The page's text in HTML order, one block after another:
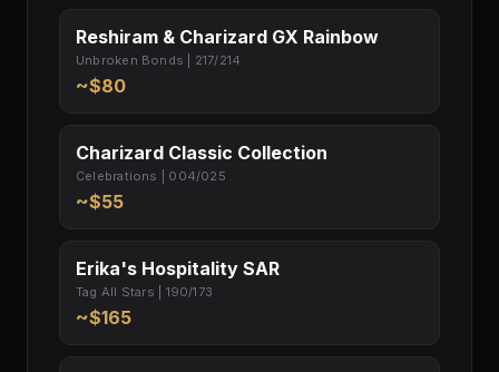
Reshiram & Charizard GX Rainbow
Unbroken Bonds | 217/214
~$80
Charizard Classic Collection
Celebrations | 004/025
~$55
Erika's Hospitality SAR
Tag All Stars | 190/173
~$165